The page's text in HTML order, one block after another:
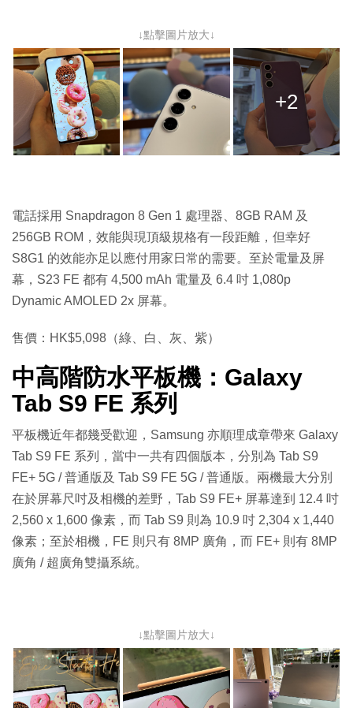
↓點擊圖片放大↓
+2
電話採用 Snapdragon 8 Gen 1 處理器、8GB RAM 及
256GB ROM，效能與現頂級規格有一段距離，但幸好
S8G1 的效能亦足以應付用家日常的需要。至於電量及屏
幕，S23 FE 都有 4,500 mAh 電量及 6.4 吋 1,080p
Dynamic AMOLED 2x 屏幕。
售價：HK$5,098（綠、白、灰、紫）
中高階防水平板機：Galaxy
Tab S9 FE 系列
平板機近年都幾受歡迎，Samsung 亦順理成章帶來 Galaxy
Tab S9 FE 系列，當中一共有四個版本，分別為 Tab S9
FE+ 5G / 普通版及 Tab S9 FE 5G / 普通版。兩機最大分別
在於屏幕尺吋及相機的差野，Tab S9 FE+ 屏幕達到 12.4 吋
2,560 x 1,600 像素，而 Tab S9 則為 10.9 吋 2,304 x 1,440
像素；至於相機，FE 則只有 8MP 廣角，而 FE+ 則有 8MP
廣角 / 超廣角雙攝系統。
↓點擊圖片放大↓